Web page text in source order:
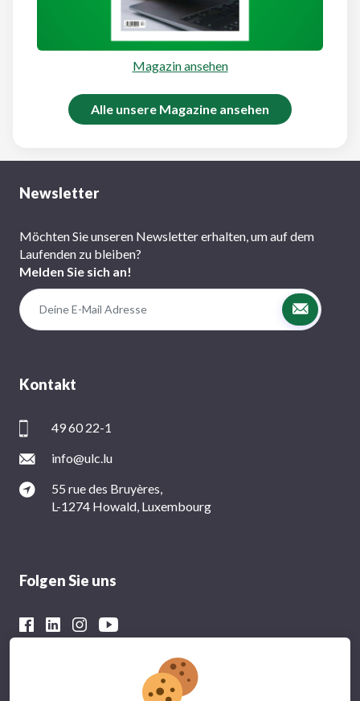
Magazin ansehen
Alle unsere Magazine ansehen
Newsletter
Möchten Sie unseren Newsletter erhalten, um auf dem
Laufenden zu bleiben?
Melden Sie sich an!
Kontakt
49 60 22-1
info@ulc.lu
55 rue des Bruyères,
L-1274 Howald, Luxembourg
Folgen Sie uns
Mit der finanziellen Unterstützung von